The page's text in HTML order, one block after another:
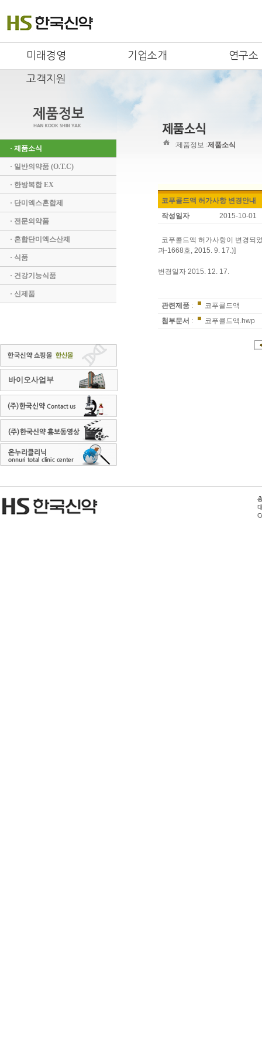
미래경영 기업소개 연구소
고객지원
· 제품소식
· 일반의약품 (O.T.C)
· 한방복합 EX
· 단미엑스혼합제
· 전문의약품
· 혼합단미엑스산제
· 식품
· 건강기능식품
· 신제품
바이오사업부
:제품정보 :제품소식
코푸콜드액 허가사항 변경안내
작성일자
2015-10-01
코푸콜드액 허가사항이 변경되
과-1668호, 2015. 9. 17.)]
변경일자 2015. 12. 17.
관련제품 :
코푸콜드액
첨부문서 : 코푸콜드액.hwp